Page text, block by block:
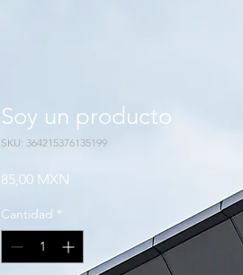
Soy un producto
SKU: 364215376135199
85,00 MXN
Cantidad *